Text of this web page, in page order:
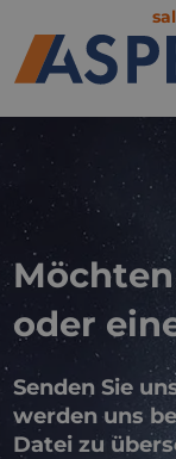
oder
Senden Sie
werden uns
Datei zu